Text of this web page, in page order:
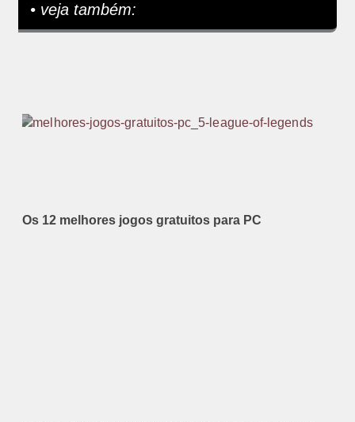
• veja também:
Os 12 melhores jogos gratuitos para PC